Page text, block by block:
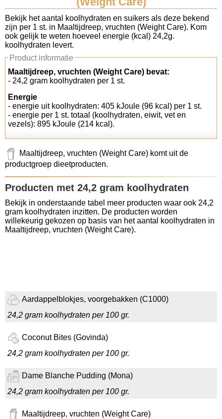
Koolhydraten tellen
Links
Bekijk het aantal koolhydraten en suikers als deze bekend
zijn per 1 st. in Maaltijdreep, vruchten (Weight Care). Kom
ook gelijk te weten hoeveel energie (kcal) 24,2g.
koolhydraten levert.
Product informatie
Maaltijdreep, vruchten (Weight Care) bevat:
- 24,2 gram koolhydraten per 1 st.
Energie
- energie uit koolhydraten: 405 kJoule (96 kcal) per 1 st.
- energie per 1 st. totaal (koolhydraten, eiwit, vet en
vezels): 895 kJoule (214 kcal).
Maaltijdreep, vruchten (Weight Care) komt uit de
productgroep dieetproducten.
Producten met 24,2 gram koolhydraten
Bekijk in onderstaande tabel meer producten waar ook 24,2
gram koolhydraten inzitten. De producten worden
willekeurig gekozen op basis van het aantal koolhydraten in
Maaltijdreep, vruchten (Weight Care).
Aardappelblokjes, voorgebakken (C1000)
24,2 gram koolhydraten per 100 gr.
Coconut Bites (Govinda)
24,2 gram koolhydraten per 100 gr.
Dame Blanche Pudding (Mona)
24,2 gram koolhydraten per 100 gr.
Maaltijdreep, vruchten (Weight Care)